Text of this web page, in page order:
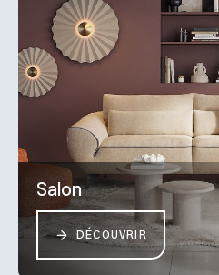
Salon
DÉCOUVRIR